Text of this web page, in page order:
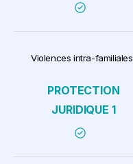
Violences intra-familiales